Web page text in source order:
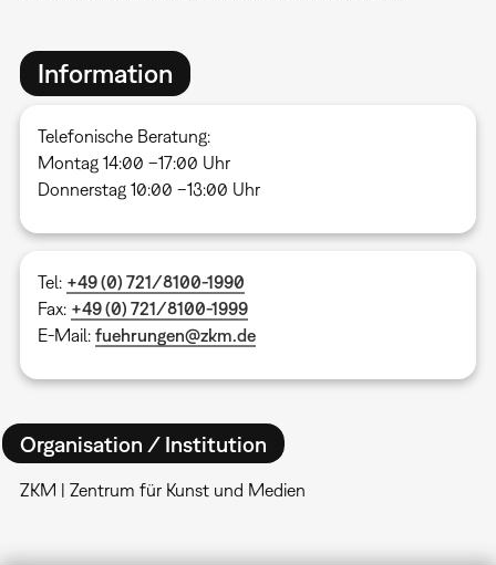
Information
Telefonische Beratung:
Montag 14:00 –17:00 Uhr
Donnerstag 10:00 –13:00 Uhr
Tel: +49 (0) 721/8100-1990
Fax: +49 (0) 721/8100-1999
E-Mail: fuehrungen@zkm.de
Organisation / Institution
ZKM | Zentrum für Kunst und Medien